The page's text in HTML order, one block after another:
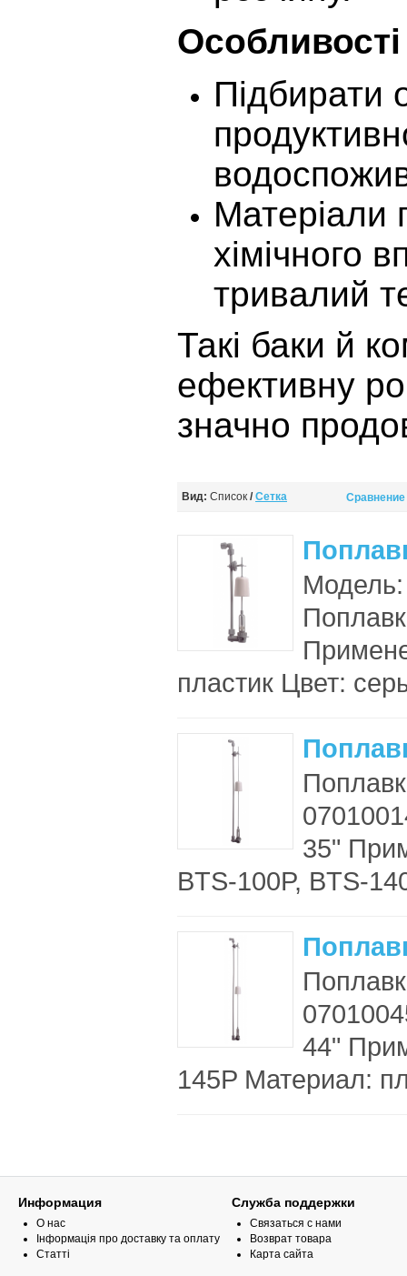
Підбирати
Матеріали
хімічного
тривалий
Такі баки й
ефективну
значно
Вид: Список / Сетка Сравнение
пластик Цвет:
35"
BTS-100P, BTS-
44"
145P Материал:
Информация
О нас
Інформація про доставку та оплату
Статті
Служба поддержки
Связаться с нами
Возврат товара
Карта сайта